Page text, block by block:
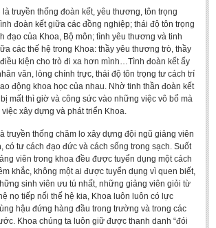
là truyền thống đoàn kết, yêu thương, tôn trọng
đoàn kết giữa các đồng nghiệp; thái độ tôn trọng
đạo của Khoa, Bộ môn; tình yêu thương và tinh
các thế hệ trong Khoa: thầy yêu thương trò, thầy
kiện cho trò đi xa hơn mình…Tình đoàn kết ấy
văn, lòng chính trực, thái độ tôn trọng tư cách trí
động khoa học của nhau. Nhờ tinh thần đoàn kết
mất thì giờ và công sức vào những việc vô bổ mà
xây dựng và phát triển Khoa.
thống chăm lo xây dựng đội ngũ giảng viên
có tư cách đạo đức và cách sống trong sạch. Suốt
viên trong khoa đều được tuyển dụng một cách
khắc, không một ai được tuyển dụng vì quen biết,
sinh viên ưu tú nhất, những giảng viên giỏi từ
nọ tiếp nối thế hệ kia, Khoa luôn luôn có lực
hậu đứng hàng đầu trong trường và trong các
Khoa chúng ta luôn giữ được thanh danh “đói